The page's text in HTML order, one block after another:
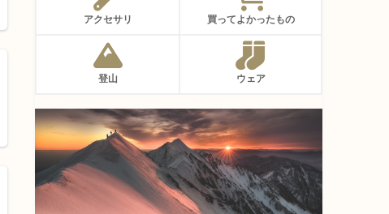
アクセサリ 買ってよかったもの
登山 ウェア